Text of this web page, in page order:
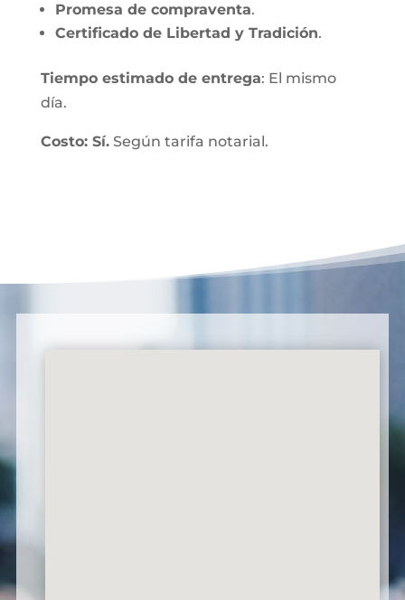
Promesa de compraventa.
Certificado de Libertad y Tradición.
Tiempo estimado de entrega: El mismo
día.
Costo: Sí.Según tarifa notarial.